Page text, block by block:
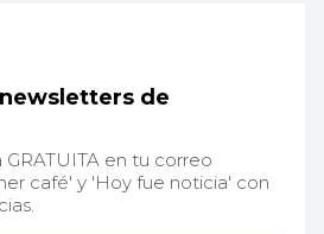
de
en tu correo
café' y 'Hoy fue noticia' con